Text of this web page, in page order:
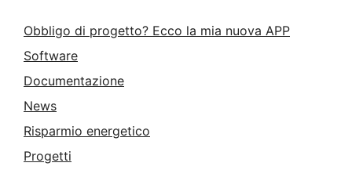
Obbligo di progetto? Ecco la mia nuova APP
Software
Documentazione
News
Risparmio energetico
Progetti